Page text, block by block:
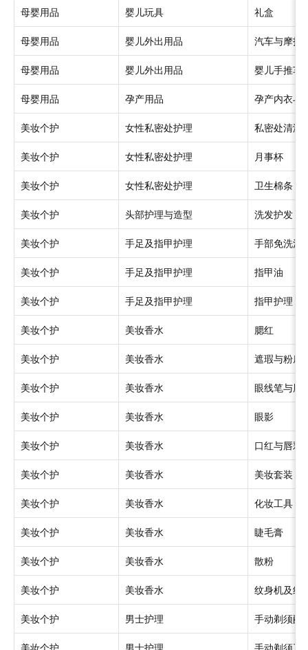
母婴用品 婴儿玩具 礼盒
母婴用品 婴儿外出用品 汽车与摩托
母婴用品 婴儿外出用品 婴儿手推车
母婴用品 孕产用品 孕产内衣与
美妆个护 女性私密处护理 私密处清洁
美妆个护 女性私密处护理 月事杯
美妆个护 女性私密处护理 卫生棉条
美妆个护 头部护理与造型 洗发护发
美妆个护 手足及指甲护理 手部免洗消
美妆个护 手足及指甲护理 指甲油
美妆个护 手足及指甲护理 指甲护理
美妆个护 美妆香水 腮红
美妆个护 美妆香水 遮瑕与粉底
美妆个护 美妆香水 眼线笔与唇
美妆个护 美妆香水 眼影
美妆个护 美妆香水 口红与唇彩
美妆个护 美妆香水 美妆套装
美妆个护 美妆香水 化妆工具
美妆个护 美妆香水 睫毛膏
美妆个护 美妆香水 散粉
美妆个护 美妆香水 纹身机及纹
美妆个护 男士护理 手动剃须配